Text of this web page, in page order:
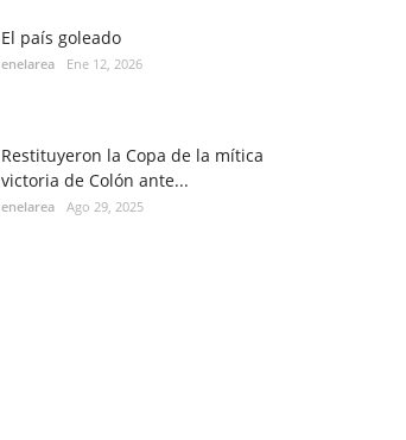
El país goleado
enelarea Ene 12, 2026
Restituyeron la Copa de la mítica
victoria de Colón ante...
enelarea Ago 29, 2025